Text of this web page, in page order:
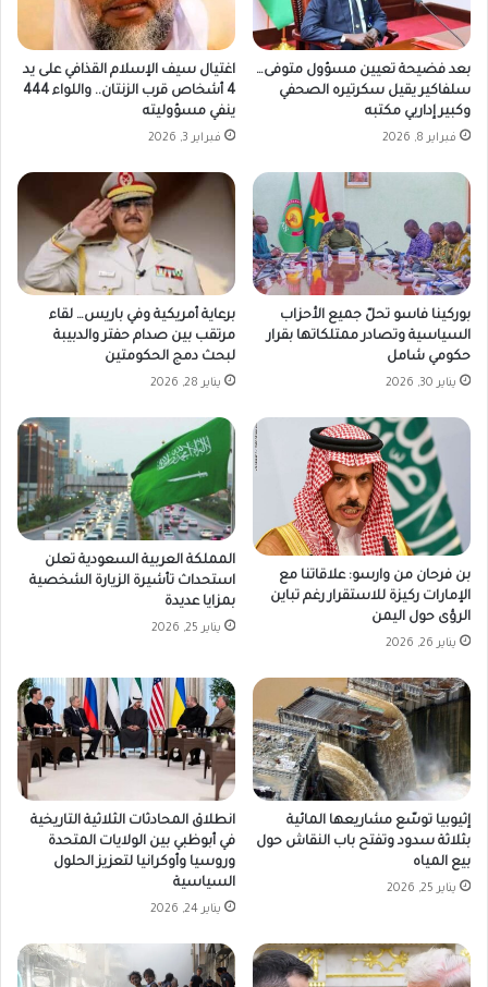
بعد فضيحة تعيين مسؤول متوفى…
سلفاكير يقيل سكرتيره الصحفي
وكبير إداريي مكتبه
فبراير 8, 2026
اغتيال سيف الإسلام القذافي على يد
4 أشخاص قرب الزنتان.. واللواء 444
ينفي مسؤوليته
فبراير 3, 2026
بوركينا فاسو تحلّ جميع الأحزاب
السياسية وتصادر ممتلكاتها بقرار
حكومي شامل
يناير 30, 2026
برعاية أمريكية وفي باريس… لقاء
مرتقب بين صدام حفتر والدبيبة
لبحث دمج الحكومتين
يناير 28, 2026
بن فرحان من وارسو: علاقاتنا مع
الإمارات ركيزة للاستقرار رغم تباين
الرؤى حول اليمن
يناير 26, 2026
المملكة العربية السعودية تعلن
استحداث تأشيرة الزيارة الشخصية
بمزايا عديدة
يناير 25, 2026
إثيوبيا توسّع مشاريعها المائية
بثلاثة سدود وتفتح باب النقاش حول
بيع المياه
يناير 25, 2026
انطلاق المحادثات الثلاثية التاريخية
في أبوظبي بين الولايات المتحدة
وروسيا وأوكرانيا لتعزيز الحلول
السياسية
يناير 24, 2026